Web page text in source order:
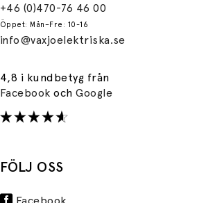
+46 (0)470-76 46 00
Öppet: Mån–Fre: 10-16
info@vaxjoelektriska.se
4,8 i kundbetyg från
FacebookochGoogle
FÖLJ OSS